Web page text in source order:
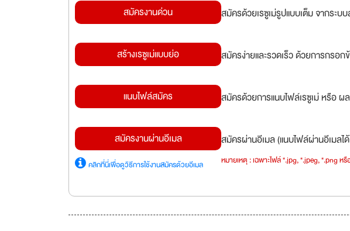
สมัครงานด่วน สมัครด้วยเรซูเม่รูปแบบเต็ม จากระบ
สร้างเรซูเม่แบบย่อ สมัครง่ายและรวดเร็ว ด้วยการกรอ
แนบไฟล์สมัคร สมัครด้วยการแนบไฟล์เรซูเม่ หรือ ผ
สมัครงานผ่านอีเมล
คลิกที่นี่เพื่อดูวิธีการใช้งานสมัครด้วยอีเมล
สมัครผ่านอีเมล (แนบไฟล์ผ่านอีเมลไ
หมายเหตุ : เฉพาะไฟล์ *.jpg, *.jpeg, *.png ห